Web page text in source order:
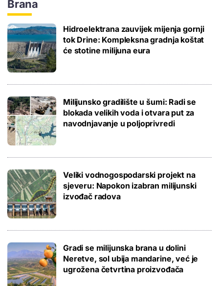
Brana
Hidroelektrana zauvijek mijenja gornji
tok Drine: Kompleksna gradnja koštat
će stotine milijuna eura
Milijunsko gradilište u šumi: Radi se
blokada velikih voda i otvara put za
navodnjavanje u poljoprivredi
Veliki vodnogospodarski projekt na
sjeveru: Napokon izabran milijunski
izvođač radova
Gradi se milijunska brana u dolini
Neretve, sol ubija mandarine, već je
ugrožena četvrtina proizvođača